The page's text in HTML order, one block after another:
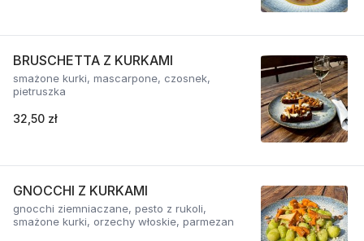
BRUSCHETTA Z KURKAMI
smażone kurki, mascarpone, czosnek,
pietruszka
32,50 zł
GNOCCHI Z KURKAMI
gnocchi ziemniaczane, pesto z rukoli,
smażone kurki, orzechy włoskie, parmezan